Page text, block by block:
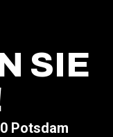
SIE
Potsdam